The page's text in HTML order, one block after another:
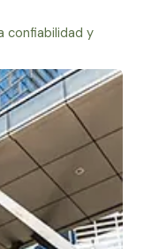
confiabilidad y